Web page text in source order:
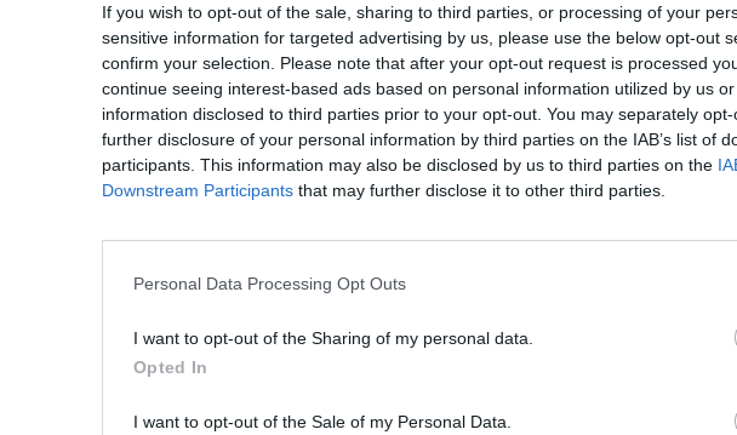
If you wish to opt-out of the sale, sharing to third parties, or processing of your
sensitive information for targeted advertising by us, please use the below opt-out
confirm your selection. Please note that after your opt-out request is processed
continue seeing interest-based ads based on personal information utilized by us
information disclosed to third parties prior to your opt-out. You may separately
further disclosure of your personal information by third parties on the IAB’s list of
participants. This information may also be disclosed by us to third parties on the
Downstream Participants that may further disclose it to other third parties.
Personal Data Processing Opt Outs
I want to opt-out of the Sharing of my personal data.
Opted In
I want to opt-out of the Sale of my Personal Data.
Ακολουθήστε το Culturenow.gr
Σχετικά Άρθρα